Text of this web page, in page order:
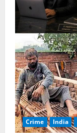
Crime India